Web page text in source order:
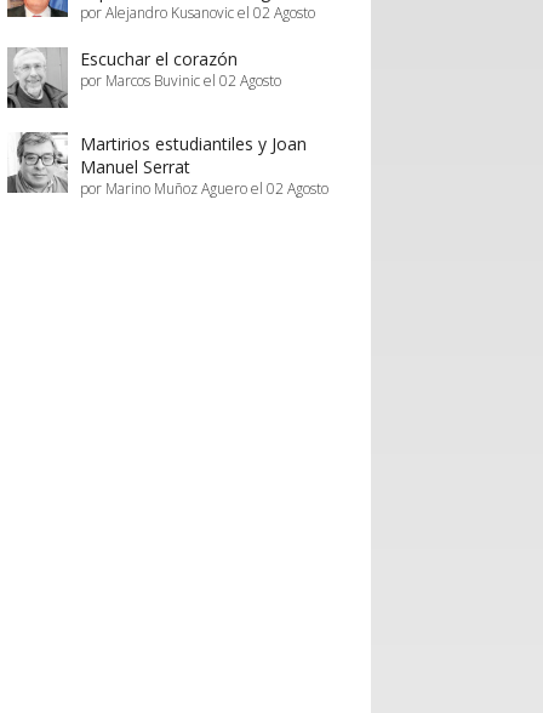
por Alejandro Kusanovic el 02 Agosto
Escuchar el corazón
por Marcos Buvinic el 02 Agosto
Martirios estudiantiles y Joan
Manuel Serrat
por Marino Muñoz Aguero el 02 Agosto